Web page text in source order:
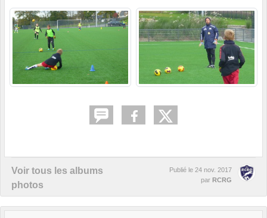
Voir tous les albums
photos
Publié le 24 nov. 2017
par RCRG